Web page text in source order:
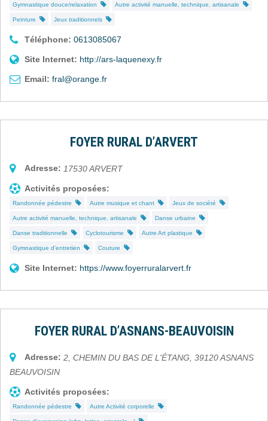
Gymnastique douce/relaxation Autre activité manuelle, technique, artisanale
Peinture Jeux traditionnels
Téléphone: 0613085067
Site Internet: http://ars-laquenexy.fr
Email: fral@orange.fr
FOYER RURAL D’ARVERT
Adresse: 17530ARVERT
Activités proposées:
Randonnée pédestre Autre musique et chant Jeux de société
Autre activité manuelle, technique, artisanale Danse urbaine
Danse traditionnelle Cyclotourisme Autre Art plastique
Gymnastique d'entretien Couture
Site Internet: https://www.foyerruralarvert.fr
FOYER RURAL D’ASNANS-BEAUVOISIN
Adresse: 2, CHEMIN DU BAS DE L'ÉTANG 39120ASNANS
BEAUVOISIN
Activités proposées:
Randonnée pédestre Autre Activité corporelle